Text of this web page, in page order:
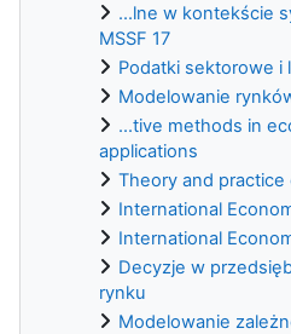
...lne w kontekście
MSSF 17
Podatki sektorowe i
Modelowanie
...tive methods in
applications
Theory and
International
International
Decyzje w
rynku
Modelowanie